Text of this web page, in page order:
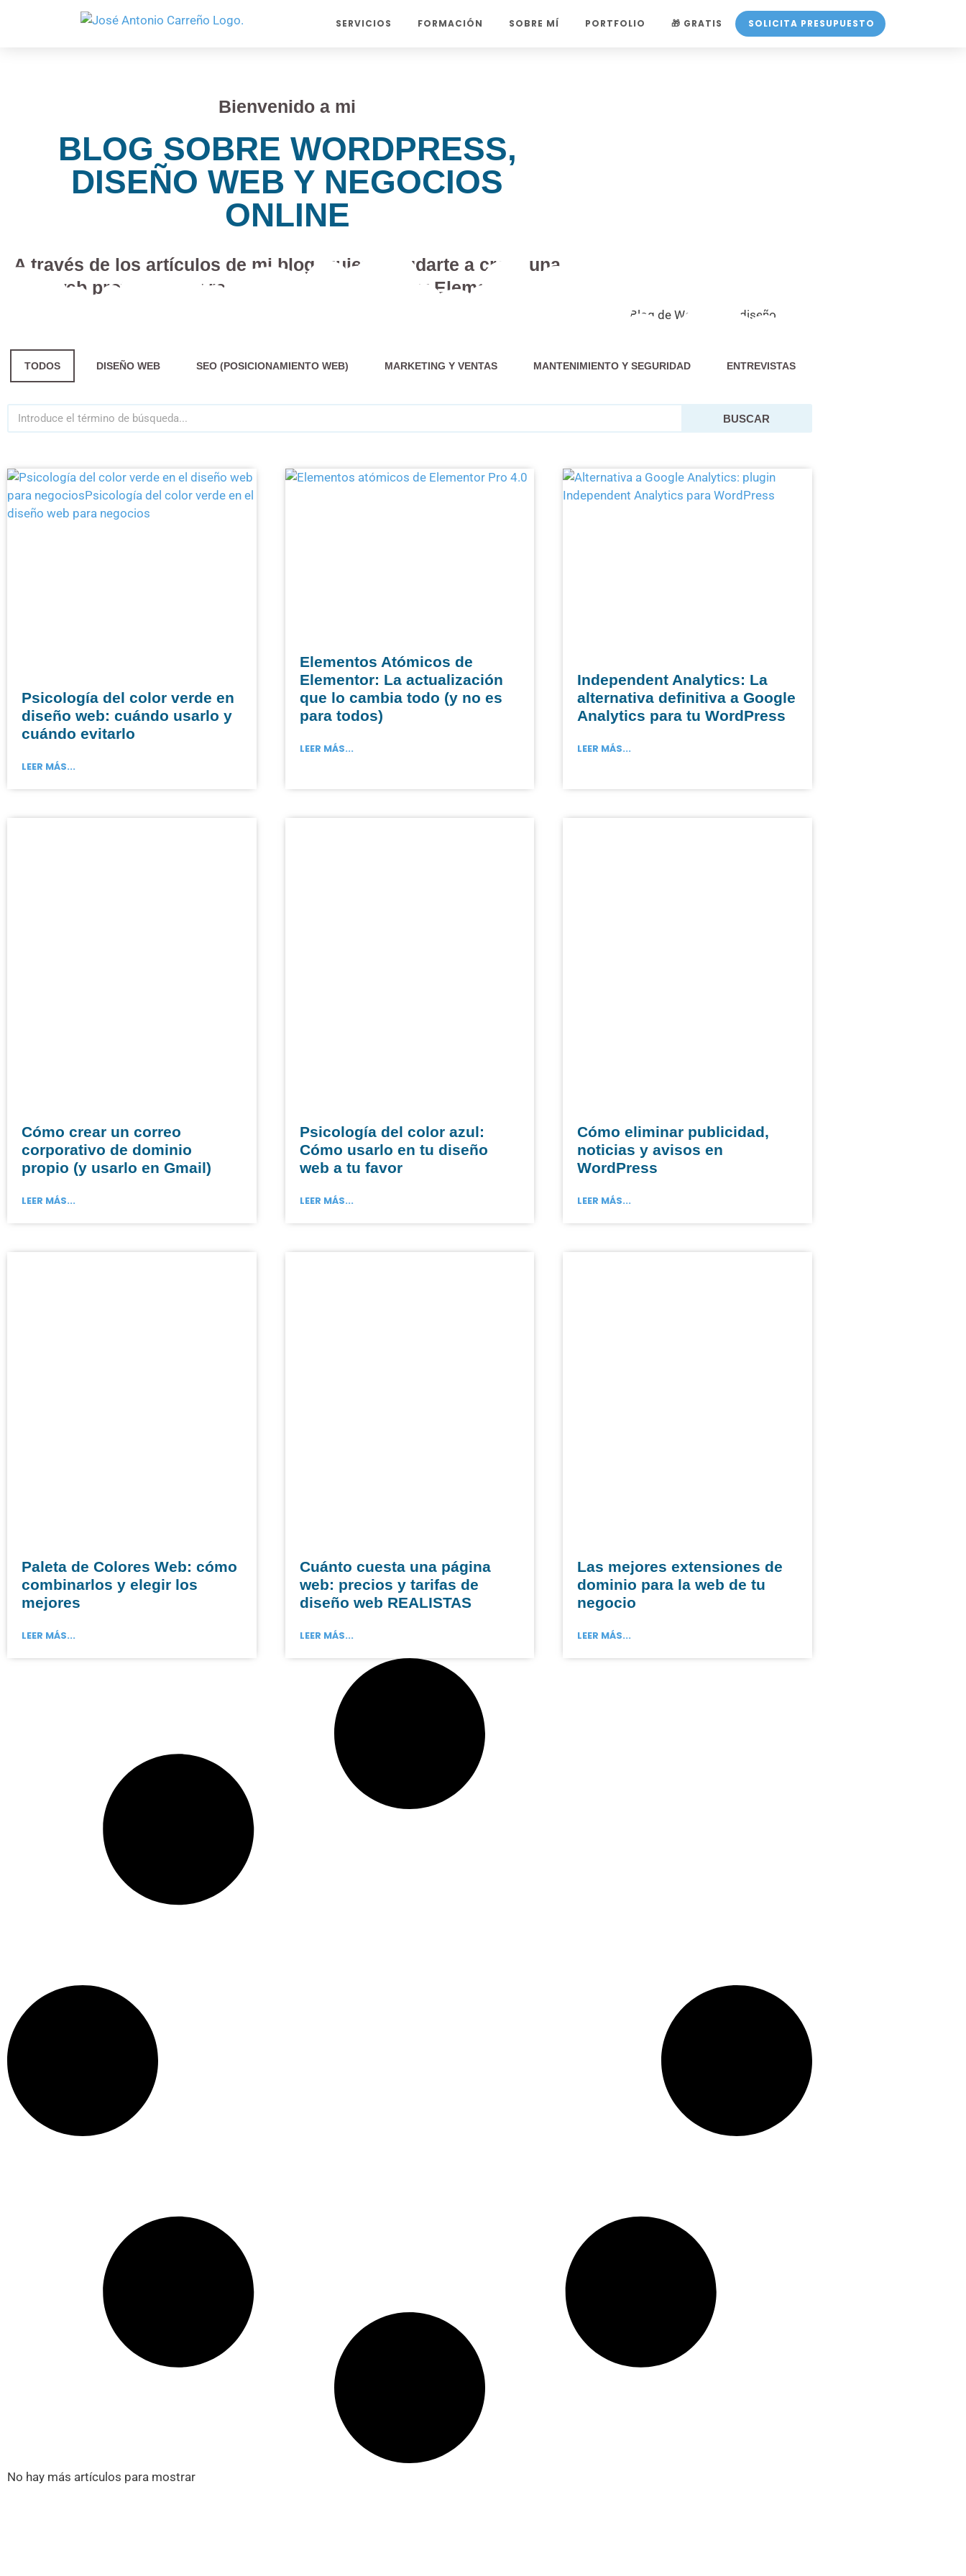
SERVICIOS FORMACIÓN SOBRE MÍ PORTFOLIO 🎁 GRATIS SOLICITA PRESUPUESTO
Bienvenido a mi
BLOG SOBRE WORDPRESS,
DISEÑO WEB Y NEGOCIOS
ONLINE
A través de los artículos de mi blog, quiero ayudarte a crear una
web profesional y rentable con Wordpress y Elementor
TODOS DISEÑO WEB SEO (POSICIONAMIENTO WEB) MARKETING Y VENTAS MANTENIMIENTO Y SEGURIDAD ENTREVISTAS
BUSCAR
Psicología del color verde en
diseño web: cuándo usarlo y
cuándo evitarlo
LEER MÁS...
Elementos Atómicos de
Elementor: La actualización
que lo cambia todo (y no es
para todos)
LEER MÁS...
Independent Analytics: La
alternativa definitiva a Google
Analytics para tu WordPress
LEER MÁS...
Cómo crear un correo
corporativo de dominio
propio (y usarlo en Gmail)
LEER MÁS...
Psicología del color azul:
Cómo usarlo en tu diseño
web a tu favor
LEER MÁS...
Cómo eliminar publicidad,
noticias y avisos en
WordPress
LEER MÁS...
Paleta de Colores Web: cómo
combinarlos y elegir los
mejores
LEER MÁS...
Cuánto cuesta una página
web: precios y tarifas de
diseño web REALISTAS
LEER MÁS...
Las mejores extensiones de
dominio para la web de tu
negocio
LEER MÁS...
No hay más artículos para mostrar